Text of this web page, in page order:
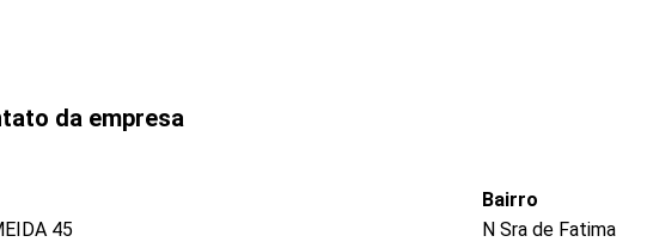
da empresa
45
Bairro
N Sra de Fatima